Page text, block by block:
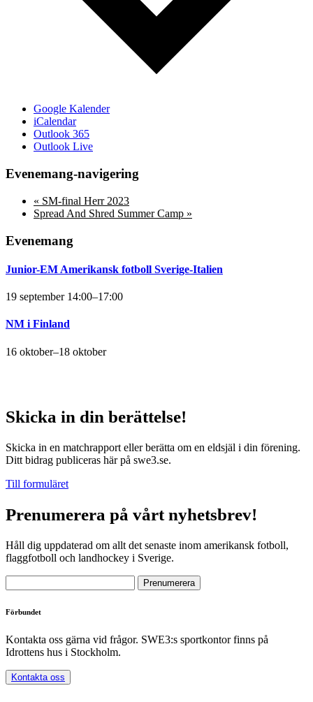
Google Kalender
iCalendar
Outlook 365
Outlook Live
Evenemang-navigering
« SM-final Herr 2023
Spread And Shred Summer Camp »
Evenemang
Junior-EM Amerikansk fotboll Sverige-Italien
19 september 14:00–17:00
NM i Finland
16 oktober–18 oktober
Skicka in din berättelse!
Skicka in en matchrapport eller berätta om en eldsjäl i din förening.
Ditt bidrag publiceras här på swe3.se.
Till formuläret
Prenumerera på vårt nyhetsbrev!
Håll dig uppdaterad om allt det senaste inom amerikansk fotboll,
flaggfotboll och landhockey i Sverige.
Förbundet
Kontakta oss gärna vid frågor. SWE3:s sportkontor finns på
Idrottens hus i Stockholm.
Kontakta oss